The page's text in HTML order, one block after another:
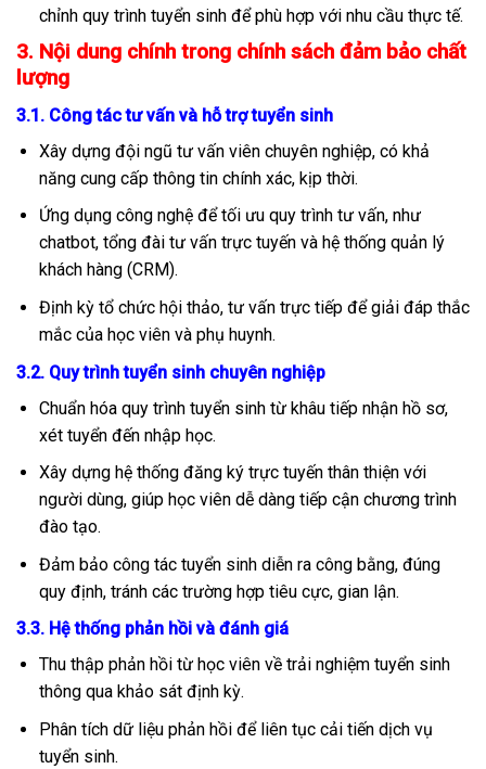
chỉnh quy trình tuyển sinh để phù hợp với nhu cầu thực tế.
3. Nội dung chính trong chính sách đảm bảo chất
lượng
3.1. Công tác tư vấn và hỗ trợ tuyển sinh
Xây dựng đội ngũ tư vấn viên chuyên nghiệp, có khả
năng cung cấp thông tin chính xác, kịp thời.
Ứng dụng công nghệ để tối ưu quy trình tư vấn, như
chatbot, tổng đài tư vấn trực tuyến và hệ thống quản lý
khách hàng (CRM).
Định kỳ tổ chức hội thảo, tư vấn trực tiếp để giải đáp thắc
mắc của học viên và phụ huynh.
3.2. Quy trình tuyển sinh chuyên nghiệp
Chuẩn hóa quy trình tuyển sinh từ khâu tiếp nhận hồ sơ,
xét tuyển đến nhập học.
Xây dựng hệ thống đăng ký trực tuyến thân thiện với
người dùng, giúp học viên dễ dàng tiếp cận chương trình
đào tạo.
Đảm bảo công tác tuyển sinh diễn ra công bằng, đúng
quy định, tránh các trường hợp tiêu cực, gian lận.
3.3. Hệ thống phản hồi và đánh giá
Thu thập phản hồi từ học viên về trải nghiệm tuyển sinh
thông qua khảo sát định kỳ.
Phân tích dữ liệu phản hồi để liên tục cải tiến dịch vụ
tuyển sinh.